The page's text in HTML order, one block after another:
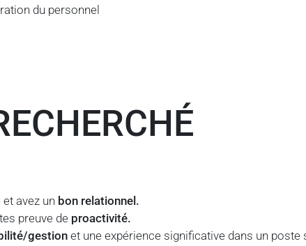
du personnel
et avez un bon relationnel.
preuve de proactivité.
gestionet une expérience significative dans un